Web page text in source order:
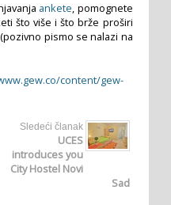
ankete, pomognete
što više i što brže proširi
pismo se nalazi na
content/gew-
Sledeći članak
UCES
introduces you
City Hostel Novi
Sad